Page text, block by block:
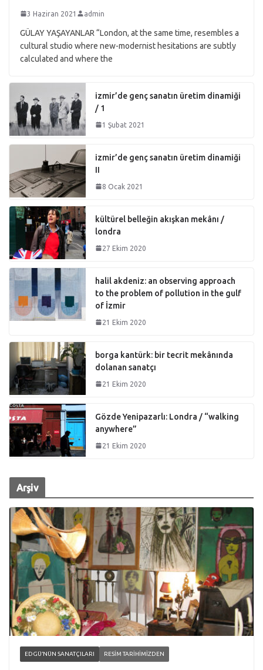
3 Haziran 2021 admin
GÜLAY YAŞAYANLAR “London, at the same time, resembles a
cultural studio where new-modernist hesitations are subtly
calculated and where the
izmir’de genç sanatın üretim dinamiği
/ 1
1 Şubat 2021
izmir’de genç sanatın üretim dinamiği
II
8 Ocak 2021
kültürel belleğin akışkan mekânı /
londra
27 Ekim 2020
halil akdeniz: an observing approach
to the problem of pollution in the gulf
of İzmir
21 Ekim 2020
borga kantürk: bir tecrit mekânında
dolanan sanatçı
21 Ekim 2020
Gözde Yenipazarlı: Londra / “walking
anywhere”
21 Ekim 2020
Arşiv
EDGÜ’NÜN SANATÇILARI RESIM TARIHIMIZDEN